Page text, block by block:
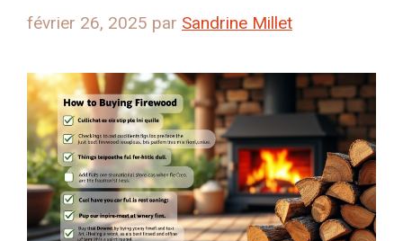
février 26, 2025 par Sandrine Millet